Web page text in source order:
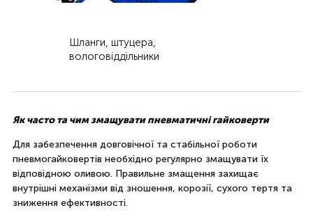
Шланги, штуцера,
вологовіддільники
Як часто та чим змащувати пневматичні гайковерти
Для забезпечення довговічної та стабільної роботи
пневмогайковертів необхідно регулярно змащувати їх
відповідною оливою. Правильне змащення захищає
внутрішні механізми від зношення, корозії, сухого тертя та
зниження ефективності.